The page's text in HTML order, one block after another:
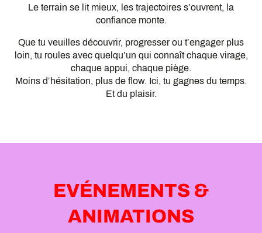
Le terrain se lit mieux, les trajectoires s’ouvrent, la
confiance monte.
Que tu veuilles découvrir, progresser ou t’engager plus
loin, tu roules avec quelqu’un qui connaît chaque virage,
chaque appui, chaque piège.
Moins d’hésitation, plus de flow. Ici, tu gagnes du temps.
Et du plaisir.
EVÉNEMENTS &
ANIMATIONS